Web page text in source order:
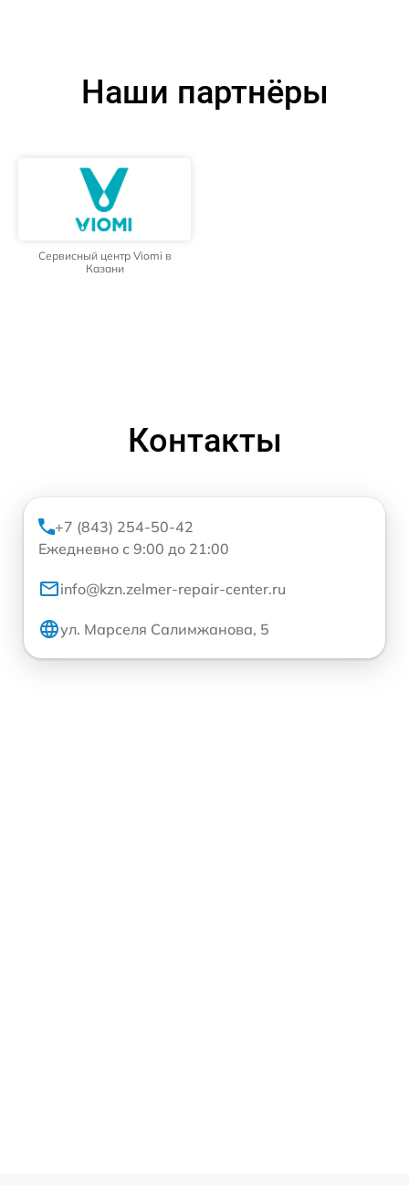
Наши партнёры
Сервисный центр Viomi в
Казани
Контакты
+7 (843) 254-50-42
Ежедневно с 9:00 до 21:00
info@kzn.zelmer-repair-center.ru
ул. Марселя Салимжанова, 5